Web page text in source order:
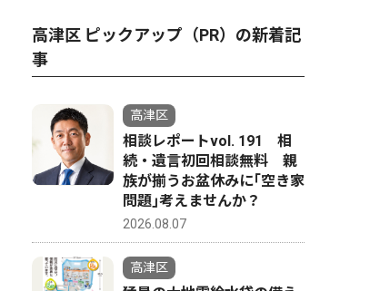
4
高津区 ピックアップ（PR）の新着記
事
高津区
相談レポートvol. 191 相
続・遺言初回相談無料 親
族が揃うお盆休みに｢空き家
問題｣考えませんか？
2026.08.07
高津区